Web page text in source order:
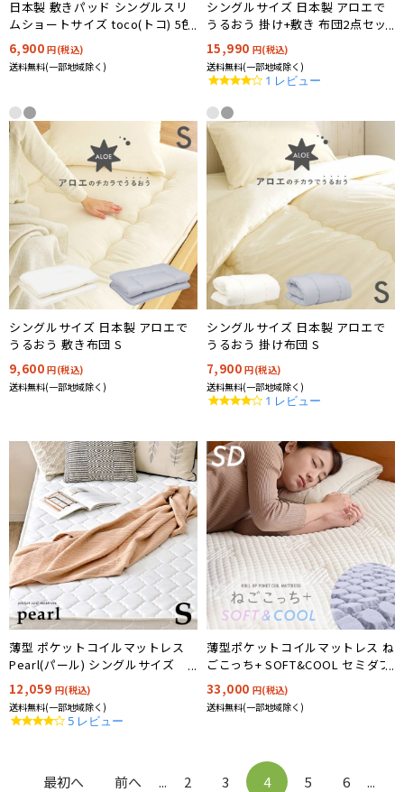
日本製 敷きパッド シングルスリ
ムショートサイズ toco(トコ) 5色
対応
6,900円(税込)
送料無料(一部地域除く)
シングルサイズ 日本製 アロエで
うるおう 掛け+敷き 布団2点セッ
ト S
15,990 円(税込)
送料無料(一部地域除く)
4.0
1 レビュー
シングルサイズ 日本製 アロエで
うるおう 敷き布団 S
9,600円(税込)
送料無料(一部地域除く)
シングルサイズ 日本製 アロエで
うるおう 掛け布団 S
7,900円(税込)
送料無料(一部地域除く)
4.0
1 レビュー
薄型 ポケットコイルマットレス
Pearl(パール) シングルサイズ
97x195cm
12,059 円(税込)
送料無料(一部地域除く)
4.2
5 レビュー
薄型ポケットコイルマットレス ね
ごこっち+ SOFT&COOL セミダブ
ルサイズ 120x195cm
33,000 円(税込)
送料無料(一部地域除く)
最初へ 前へ ... 2 3 4 5 6 ...